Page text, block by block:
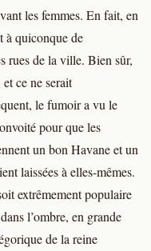
les femmes. En fait, en
à quiconque de
rues de la ville. Bien sûr,
ce ne serait
le fumoir a vu le
pour que les
un bon Havane et un
laissées à elles-mêmes.
extrêmement populaire
l’ombre, en grande
de la reine